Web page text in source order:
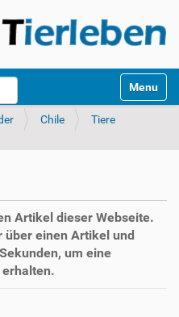
Toggle
Chile
Tiere
Artikel dieser Webseite.
über einen Artikel und
um eine